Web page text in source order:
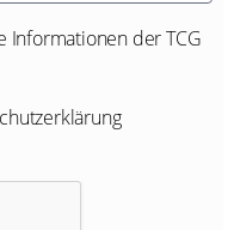
Informationen der TCG